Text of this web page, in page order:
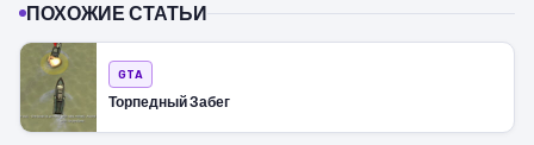
ПОХОЖИЕ СТАТЬИ
GTA
Торпедный Забег